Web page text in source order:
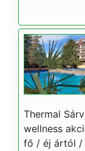
Thermal
wellness
fő / éj ártól /